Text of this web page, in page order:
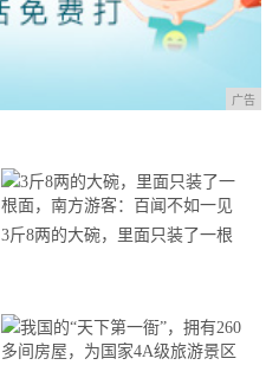
广告
3斤8两的大碗，里面只装了一根